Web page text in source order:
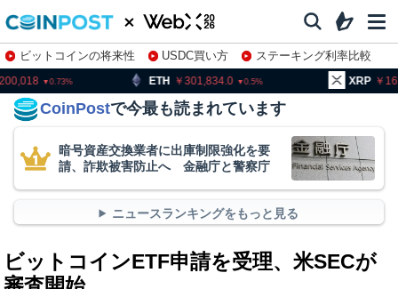
ビットコインの将来性 USDC買い方
ステーキング利率比較
株特集・関連銘柄
ETH 301,834.0 XRP 162.95
CoinPostで今最も読まれています
暗号資産交換業者に出庫制限強化を要
請、詐欺被害防止へ 金融庁と警察庁
ニュースランキングをもっと見る
ビットコインETF申請を受理、米SECが